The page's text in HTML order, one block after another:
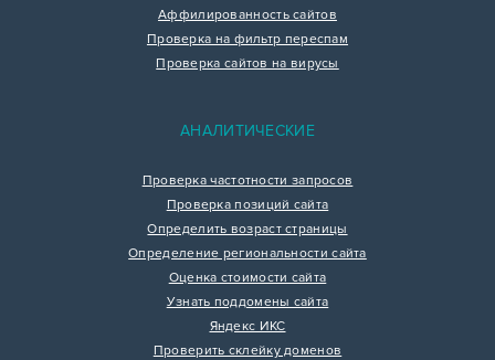
Аффилированность сайтов
Проверка на фильтр переспам
Проверка сайтов на вирусы
АНАЛИТИЧЕСКИЕ
Проверка частотности запросов
Проверка позиций сайта
Определить возраст страницы
Определение региональности сайта
Оценка стоимости сайта
Узнать поддомены сайта
Яндекс ИКС
Проверить склейку доменов